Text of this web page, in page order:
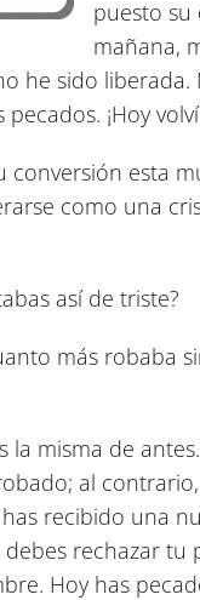
puesto su
mañana,
he sido
¡Hoy
conversión esta
como una
así de triste?
más robaba
la misma de
al
recibido una
rechazar tu
Hoy has